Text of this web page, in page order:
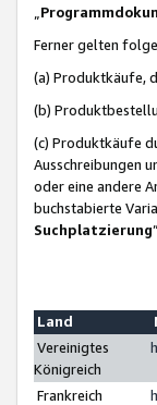
Ferner gelten
(a) Produktkäufe,
(b)
(c) Produktkäufe
Ausschreibungen
oder eine andere
buchstabierte
Suchplatzierung
Land
Vereinigtes
Königreich
Frankreich